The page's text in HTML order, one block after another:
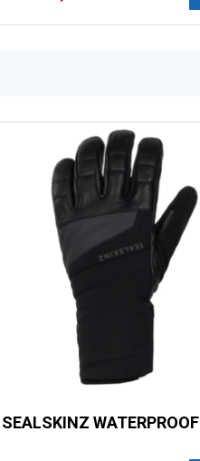
SEALSKINZ WATERPROOF